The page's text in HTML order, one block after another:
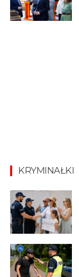
KRYMINAŁKI